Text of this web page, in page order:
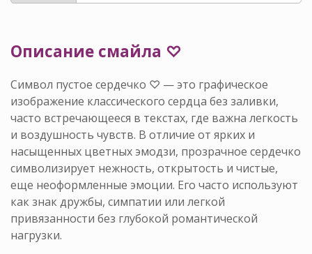
Описание смайла ♡
Символ пустое сердечко ♡ — это графическое
изображение классического сердца без заливки,
часто встречающееся в текстах, где важна легкость
и воздушность чувств. В отличие от ярких и
насыщенных цветных эмодзи, прозрачное сердечко
символизирует нежность, открытость и чистые,
еще неоформленные эмоции. Его часто используют
как знак дружбы, симпатии или легкой
привязанности без глубокой романтической
нагрузки.